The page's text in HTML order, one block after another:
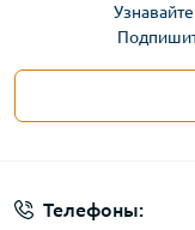
Телефоны: